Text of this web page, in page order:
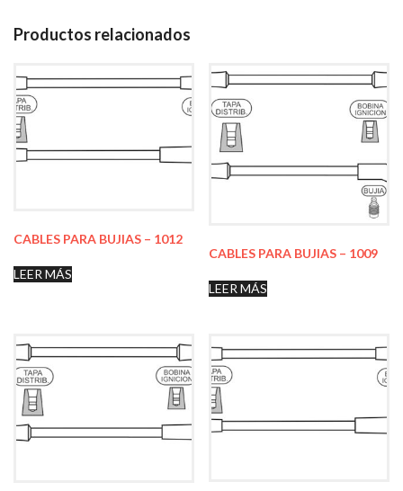
Productos relacionados
CABLES PARA BUJIAS – 1012
LEER MÁS
CABLES PARA BUJIAS – 1009
LEER MÁS